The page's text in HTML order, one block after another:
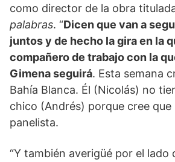
como director de la obra
palabras. “Dicen que van a
juntos y de hecho la gira en la
compañero de trabajo con la
Gimena seguirá. Esta semana
Bahía Blanca. Él (Nicolás) no
chico (Andrés) porque cree que
panelista.
“Y también averigüé por el lado